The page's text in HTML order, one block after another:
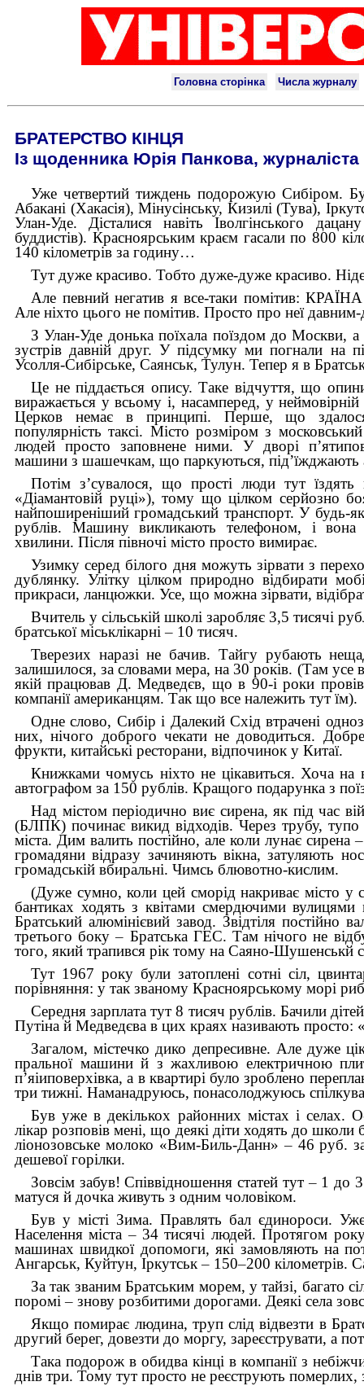
БРАТЕРСТВО КІНЦЯ
Із щоденника Юрія Панкова, журналіста
Уже четвертий тиждень подорожую Сибіром.
Абакані (Хакасія), Мінусінську, Кизилі (Тува),
Улан-Уде. Дісталися навіть Іволгінського
буддистів). Красноярським краєм гасали по 800
140 кілометрів за годину…
Тут дуже красиво. Тобто дуже-дуже красиво. Ніде
Але певний негатив я все-таки помітив:
Але ніхто цього не помітив. Просто про неї давним-
З Улан-Уде донька поїхала поїздом до Москви,
зустрів давній друг. У підсумку ми погнали на
Усолля-Сибірське, Саянськ, Тулун. Тепер я в
Це не піддається опису. Таке відчуття, що
виражається у всьому і, насамперед, у неймовірній
Церков немає в принципі. Пер­ше, що
популярність таксі. Місто розміром з
людей просто заповнене ними. У дворі
машини з шашечкам, що паркуються, під’їжджають
Потім з’сувалося, що прості люди тут
«Діамантовій руці»), тому що цілком серйозно
найпоширеніший громадський транспорт. У будь-
рублів. Машину викликають телефоном, і вона
хвилини. Після півночі місто просто вимирає.
Узимку серед білого дня можуть зірвати з
дублянку. Улітку цілком природно відбирати
прикраси, ланцюжки. Усе, що можна зірвати,
Вчитель у сільській школі заробляє 3,5 тисячі
братської міськлікарні– 10 тисяч.
Тверезих наразі не бачив. Тайгу рубають
залишилося, за словами мера, на 30 років. (Там усе
якій працював Д. Медведєв, що в 90-і роки провів
компанії американцям. Так що все належить тут їм).
Одне слово, Сибір і Далекий Схід втрачені
них, нічого доброго чекати не доводиться.
фрукти, китайські ресторани, відпочинок у Китаї.
Книжками чомусь ніхто не цікавить­ся. Хоча на
авто­графом за 150 рублів. Кращого подарунка з
Над містом періодично виє сирена, як під час
(БЛПК) починає викид відходів. Через трубу, тупо
міста. Дим валить постійно, але коли лунає сирена–
громадяни відразу зачиняють вікна, затуляють
громадській вбиральні. Чимсь блювотно-кислим.
(Дуже сумно, коли цей сморід накриває місто у
бан­тиках ходять з квітами смердючими
Братський алюмінієвий завод. Звідтіля
третього боку– Братська ГЕС. Там нічого не
того, який трапився рік тому на Саяно-Шушенськй
Тут 1967 року були затоплені сотні сіл,
порівняння: у так званому Красноярському морі
Середня зарплата тут 8 тисяч рублів. Бачили
Путіна й Медведєва в цих краях називають просто:
Загалом, містечко дико депресивне. Але дуже
пральної машини й з жахливою електричною
п’яіиповерхівка, а в квартирі було зроблено
три тижні. Наманадруюсь, понасолоджуюсь
Був уже в декількох районних містах і селах.
лікар розповів мені, що деякі діти ходять до
ліонозовське молоко «Вим-Биль-Данн»– 46 руб.
дешевої горілки.
Зовсім забув! Співвідношення статей тут– 1 до
матуся й дочка живуть з одним чоловіком.
Був у місті Зима. Правлять бал єдинороси.
Населення міста– 34 тисячі людей. Протягом
машинах швидкої допомоги, які замовляють на
Ангарськ, Куйтун, Іркутськ– 150–200 кілометрів.
За так званим Братським морем, у тайзі, багато
поромі– знову розбитими дорогами. Деякі села
Якщо помирає людина, труп слід відвезти в
другий берег, довезти до моргу, зареєструвати, а
Така подорож в обидва кінці в компанії з
днів три. Тому тут просто не реєструють